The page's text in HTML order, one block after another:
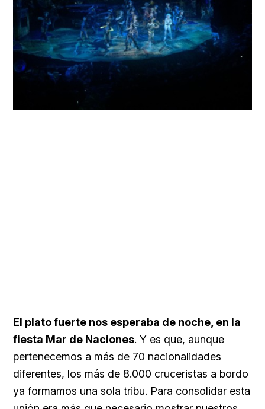
El plato fuerte nos esperaba de noche, en la
fiesta Mar de Naciones. Y es que, aunque
pertenecemos a más de 70 nacionalidades
diferentes, los más de 8.000 cruceristas a bordo
ya formamos una sola tribu. Para consolidar esta